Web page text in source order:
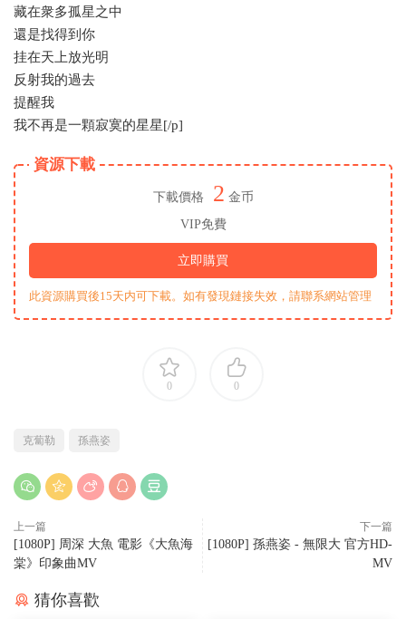
藏在衆多孤星之中
還是找得到你
挂在天上放光明
反射我的過去
提醒我
我不再是一顆寂寞的星星[/p]
資源下載
下載價格 2 金币
VIP免費
立即購買
此資源購買後15天内可下載。如有發現鏈接失效，請聯系網站管理
0 0
克蔔勒 孫燕姿
上一篇
[1080P] 周深 大魚 電影《大魚海
棠》印象曲MV
下一篇
[1080P] 孫燕姿 - 無限大 官方HD-
MV
猜你喜歡